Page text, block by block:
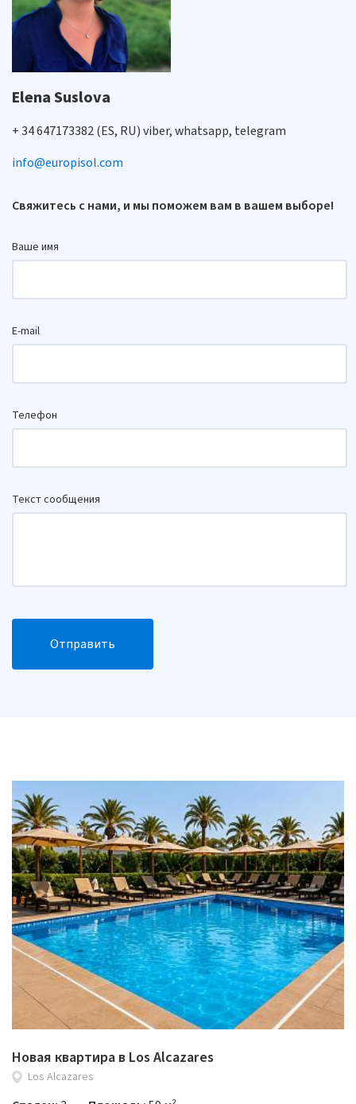
Elena Suslova
+ 34 647173382 (ES, RU) viber, whatsapp, telegram
info@europisol.com
Свяжитесь с нами, и мы поможем вам в вашем выборе!
Ваше имя
E-mail
Телефон
Текст сообщения
Отправить
Новая квартира в Los Alcazares
Los Alcazares